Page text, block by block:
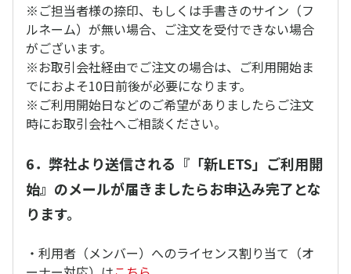
※ご担当者様の捺印、もしくは手書きのサイン（フ
ルネーム）が無い場合、ご注文を受付できない場合
がございます。
※お取引会社経由でご注文の場合は、ご利用開始ま
でにおよそ10日前後が必要になります。
※ご利用開始日などのご希望がありましたらご注文
時にお取引会社へご相談ください。
6．弊社より送信される『「新LETS」ご利用開
始』のメールが届きましたらお申込み完了とな
ります。
・利用者（メンバー）へのライセンス割り当て（オ